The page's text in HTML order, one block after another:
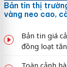
Bản tin thị
vàng neo cao,
Bản tin giá
đồng loạt